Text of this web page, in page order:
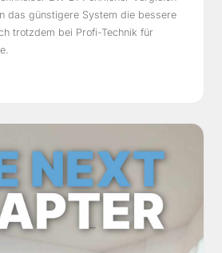
das günstigere System die bessere
trotzdem bei Profi-Technik für